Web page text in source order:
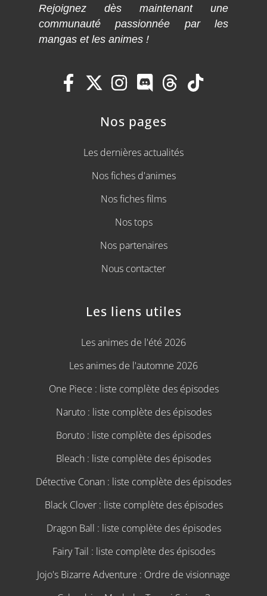
Rejoignez dès maintenant une
communauté passionnée par les
mangas et les animes !
Nos pages
Les dernières actualités
Nos fiches d'animes
Nos fiches films
Nos tops
Nos partenaires
Nous contacter
Les liens utiles
Les animes de l'été 2026
Les animes de l'automne 2026
One Piece : liste complète des épisodes
Naruto : liste complète des épisodes
Boruto : liste complète des épisodes
Bleach : liste complète des épisodes
Détective Conan : liste complète des épisodes
Black Clover : liste complète des épisodes
Dragon Ball : liste complète des épisodes
Fairy Tail : liste complète des épisodes
Jojo's Bizarre Adventure : Ordre de visionnage